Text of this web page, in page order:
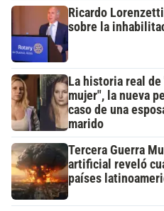
Ricardo
sobre la
La historia real
mujer", la nueva
caso de una
marido
Tercera Guerra
artificial reveló
países